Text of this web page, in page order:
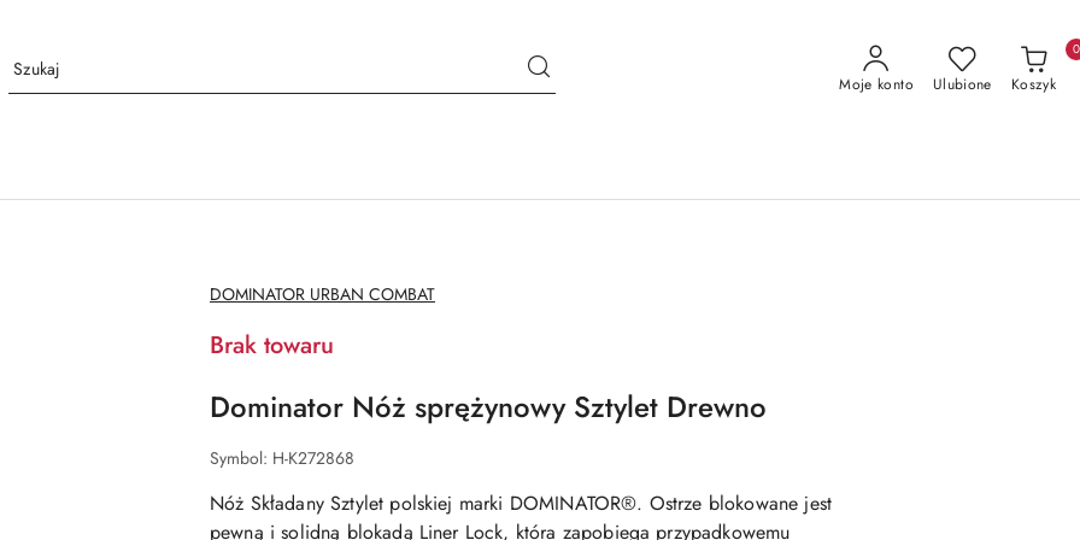
Moje konto Ulubione Koszyk
0
NAZWA
PRODUCENTA:
DOMINATOR URBAN COMBAT
Brak towaru
Dominator Nóż sprężynowy Sztylet Drewno
Symbol: H-K272868
Nóż Składany Sztylet polskiej marki DOMINATOR®. Ostrze blokowane jest
pewną i solidną blokadą Liner Lock, która zapobiega przypadkowemu